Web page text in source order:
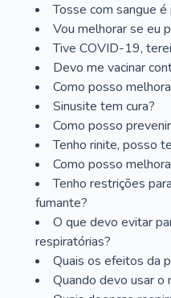
Tosse com sangue
Vou melhorar se eu
Tive COVID-19,
Devo me vacinar
Como posso
Sinusite tem cura?
Como posso
Tenho rinite, posso
Como posso
Tenho restrições
fumante?
O que devo evitar
respiratórias?
Quais os efeitos da
Quando devo usar o